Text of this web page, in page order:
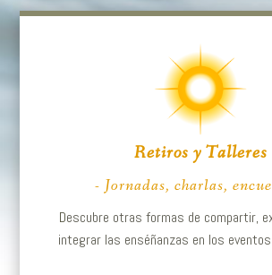
Retiros y Talleres
- Jornadas, charlas,
Descubre otras formas de compartir,
integrar las enséñanzas en los